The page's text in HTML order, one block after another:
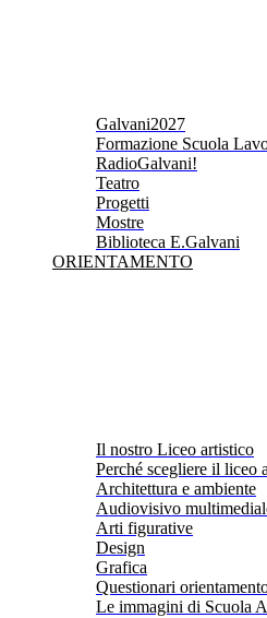
Galvani2027
Formazione Scuola
RadioGalvani!
Teatro
Progetti
Mostre
Biblioteca E.Galvani
ORIENTAMENTO
Il nostro Liceo artistico
Perché scegliere il liceo
Architettura e ambiente
Audiovisivo
Arti figurative
Design
Grafica
Questionari
Le immagini di Scuola